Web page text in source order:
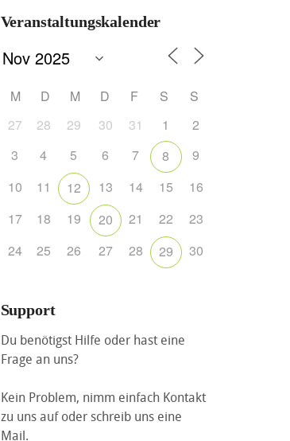
Veranstaltungskalender
M D M D F S
S
27
28 29 30 31 1
2
3
4 5 6 7 8
9
10
11 12 13 14 15
16
17
18 19 20 21 22
23
24
25 26 27 28 29 30
Support
Du benötigst Hilfe oder hast eine
Frage an uns?
Kein Problem, nimm einfach Kontakt
zu uns auf oder schreib uns eine
Mail.